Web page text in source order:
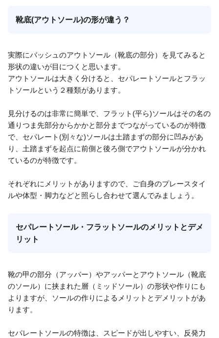
靴底(アウトソール)の形が違う？
実際にバッシュのアウトソール（靴底の部分）を見てみると
形状の違いが目につくと思います。
アウトソールは大きく分けると、セパレートソールとフラッ
トソールという２種類があります。
見分けるのは非常に簡単で、フラット(平ら)ソールはその名の
通りつま先部分からかかと部分までつながっているのが特徴
で、セパレート(別々な)ソールは土踏まずの部分に凹みがあ
り、土踏まずを起点に前側と後ろ側でアウトソールが分かれ
ているのが特徴です。
それぞれにメリットがありますので、ご自身のプレースタイ
ルや体型・脚力などと照らし合わせて選んでみましょう。
セパレートソール・フラットソールのメリットとデメ
リット
靴の甲の部分（アッパー）やアッパーとアウトソール（靴底
のソール）に挟まれた層（ミッドソール）の形状や作りにも
よりますが、ソールの作りによるメリットとデメリットがあ
ります。
セパレートソールの特徴は、スピードが出しやすい、反発力